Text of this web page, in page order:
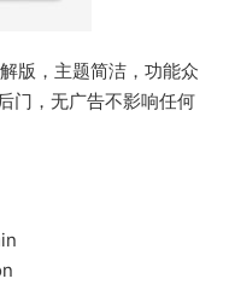
版，主题简洁，功能众
门，无广告不影响任何